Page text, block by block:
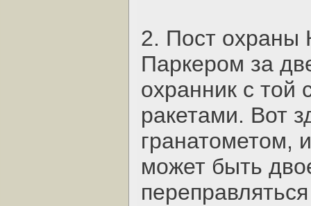
2. Пост охраны
Паркером за
охранник с той
ракетами. Вот
гранатометом,
может быть